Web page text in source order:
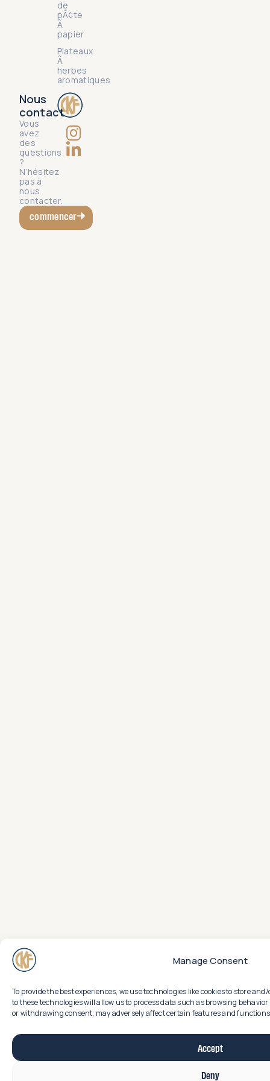
Manage Consent
To provide the best experiences, we use technologies like cookies to store
to these technologies will allow us to process data such as browsing
or withdrawing consent, may adversely affect certain features and
Accept
Deny
de
pÃ¢te
Ã
papier
Plateaux
Ã
herbes
aromatiques
Nous
contact
Vous
avez
des
questions
?
N’hésitez
pas à
nous
contacter.
commencer